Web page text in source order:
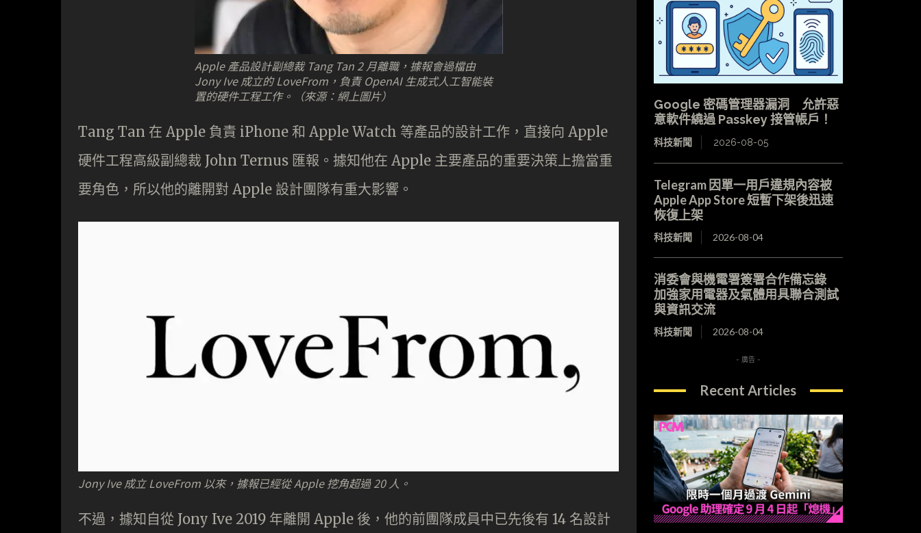
Apple 產品設計副總裁 Tang Tan 2 月離職，據報會過檔由
Jony Ive 成立的 LoveFrom，負責 OpenAI 生成式人工智能裝
置的硬件工程工作。（來源：網上圖片）
Tang Tan 在 Apple 負責 iPhone 和 Apple Watch 等產品的設計工作，直接向 Apple
硬件工程高級副總裁 John Ternus 匯報。據知他在 Apple 主要產品的重要決策上擔當重
要角色，所以他的離開對 Apple 設計團隊有重大影響。
Jony Ive 成立 LoveFrom 以來，據報已經從 Apple 挖角超過 20 人。
不過，據知自從 Jony Ive 2019 年離開 Apple 後，他的前團隊成員中已先後有 14 名設計
Google 密碼管理器漏洞 允許惡
意軟件繞過 Passkey 接管帳戶！
科技新聞 2026-08-05
Telegram 因單一用戶違規內容被
Apple App Store 短暫下架後迅速
恢復上架
科技新聞 2026-08-04
消委會與機電署簽署合作備忘錄
加強家用電器及氣體用具聯合測試
與資訊交流
科技新聞 2026-08-04
- 廣告 -
Recent Articles